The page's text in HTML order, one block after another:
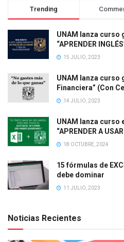
Trending
UNAM lanza curso
“APRENDER
15 JULIO, 2023
UNAM lanza curso
Financiera” (Con
14 JULIO, 2023
UNAM lanza curso
“APRENDER A
18 OCTUBRE, 2024
15 fórmulas de
debe dominar
11 JULIO, 2023
Noticias Recientes